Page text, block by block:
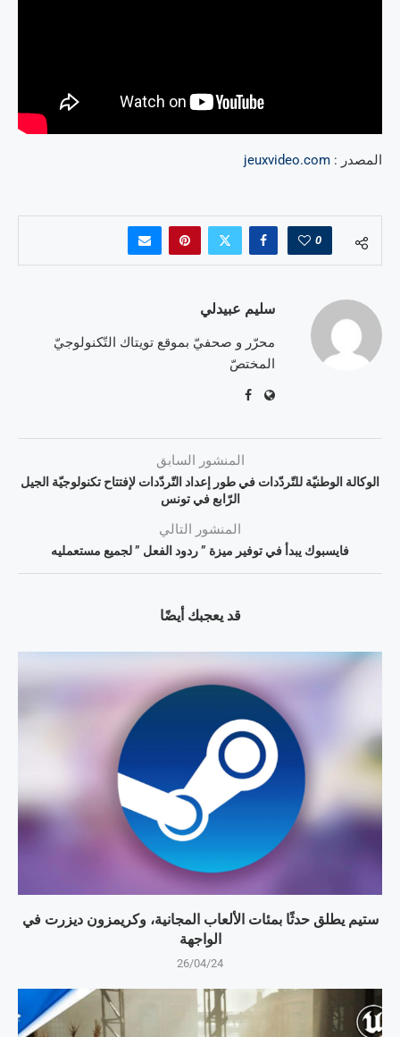
المصدر : jeuxvideo.com
0
سليم عبيدلي
محرّر و صحفيّ بموقع تويتاك التّكنولوجيّ
المختصّ
المنشور السابق
الوكالة الوطنيّة للتّردّدات في طور إعداد التّردّدات لإفتتاح تكنولوجيّة الجيل
الرّابع في تونس
المنشور التالي
فايسبوك يبدأ في توفير ميزة ” ردود الفعل ” لجميع مستعمليه
قد يعجبك أيضًا
ستيم يطلق حدثًا بمئات الألعاب المجانية، وكريمزون ديزرت في
الواجهة
26/04/24